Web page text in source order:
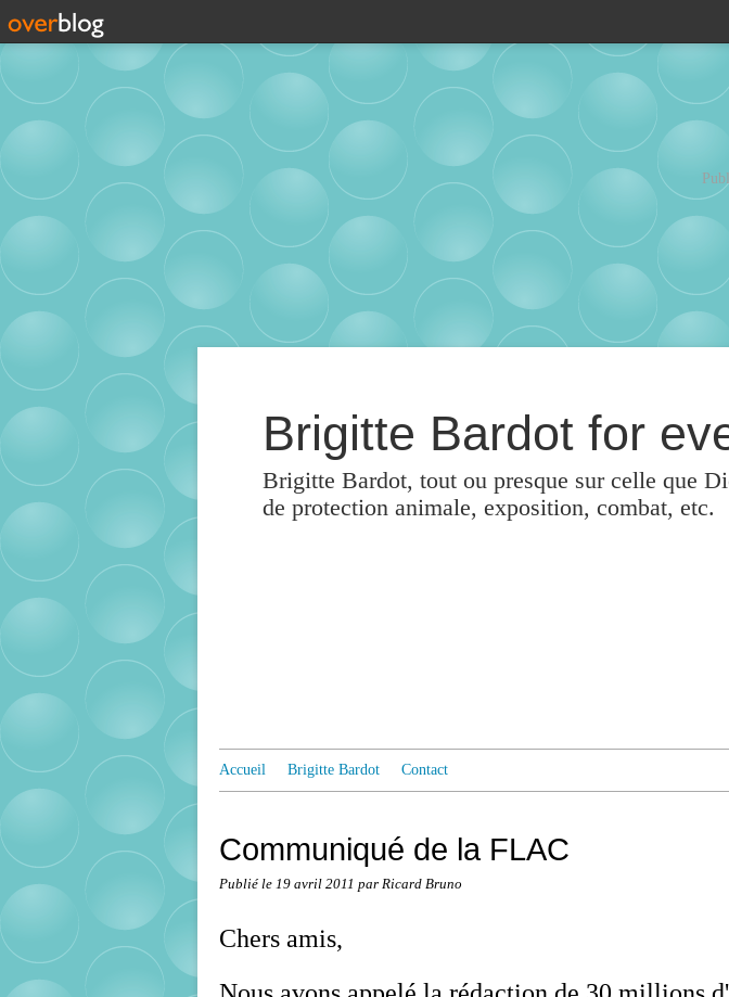
Brigitte Bardot for
Brigitte Bardot, tout ou presque sur celle que
de protection animale, exposition, combat, etc.
Accueil Brigitte Bardot Contact
Communiqué de la FLAC
Publié le 19 avril 2011 par Ricard Bruno
Chers amis,